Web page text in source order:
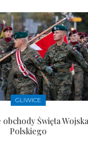
GLIWICE
obchody Święta Wojska
Polskiego